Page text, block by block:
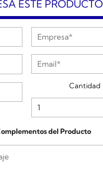
ESTE PRODUCTO
Cantidad
del Producto